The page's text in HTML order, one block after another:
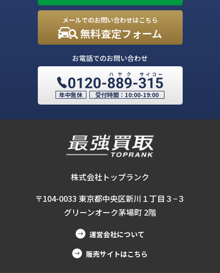
メールでのお問い合わせはこちら
無料査定フォーム
お電話でのお問い合わせ
年中無休 受付時間： 10:00-19:00
株式会社トップランク
〒104-0033 東京都中央区新川１丁目３−３
グリーンオーク茅場町 2階
運営会社について
販売サイトはこちら